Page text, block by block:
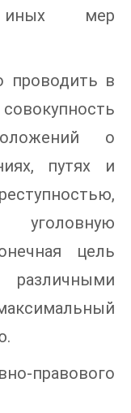
иных мер
проводить в
о
путях и
цель
правового